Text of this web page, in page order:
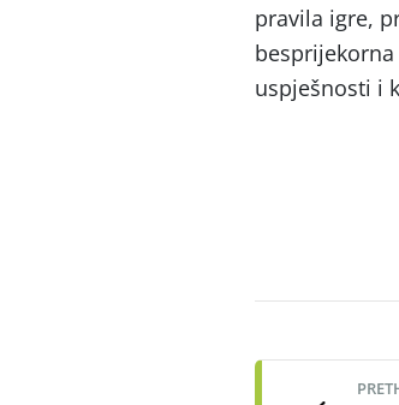
pravila igre,
uspješnosti i